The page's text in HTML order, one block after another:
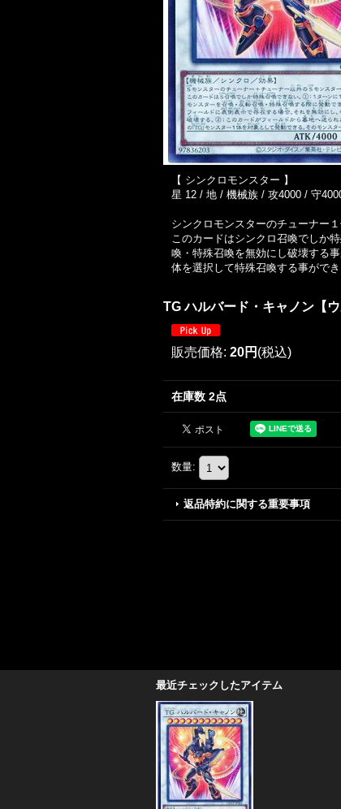
【 シンクロモンスター 】
星 12 / 地 / 機械族 / 攻4000 / 守
シンクロモンスターのチューナー
このカードはシンクロ召喚でしか
喚・特殊召喚を無効にし破壊する
体を選択して特殊召喚する事ができ
TG ハルバード・キャノン【ウ
販売価格: 20円 (税込)
在庫数 2点
数量:
返品特約に関する重要事項
最近チェックしたアイテム